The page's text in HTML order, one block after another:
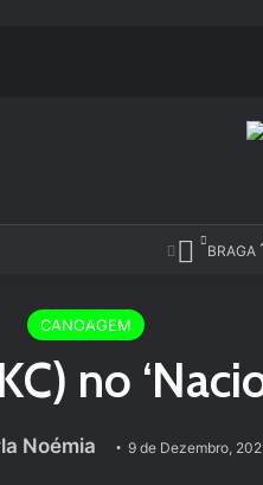
BRAGA
CANOAGEM
no
Noémia 9 de Dezembro,